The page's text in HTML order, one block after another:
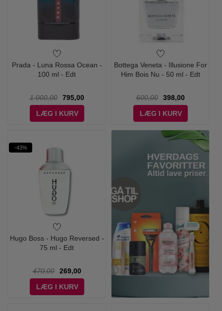
Prada - Luna Rossa Ocean -
100 ml - Edt
1.000,00
795,00
LÆG I KURV
Bottega Veneta - Illusione For
Him Bois Nu - 50 ml - Edt
600,00
398,00
LÆG I KURV
-43%
Hugo Boss - Hugo Reversed -
75 ml - Edt
470,00
269,00
LÆG I KURV